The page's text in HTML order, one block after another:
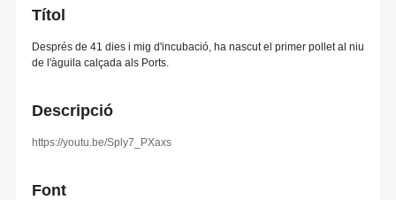
Títol
Després de 41 dies i mig d'incubació, ha nascut el primer pollet al niu
de l'àguila calçada als Ports.
Descripció
https://youtu.be/Sply7_PXaxs
Font